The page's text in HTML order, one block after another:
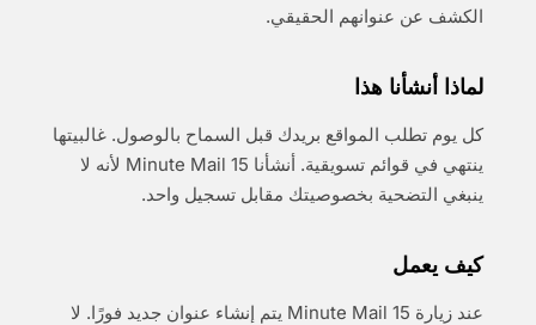
الكشف عن عنوانهم الحقيقي.
لماذا أنشأنا هذا
كل يوم تطلب المواقع بريدك قبل السماح بالوصول. غالبيتها
ينتهي في قوائم تسويقية. أنشأنا 15 Minute Mail لأنه لا
ينبغي التضحية بخصوصيتك مقابل تسجيل واحد.
كيف يعمل
عند زيارة 15 Minute Mail يتم إنشاء عنوان جديد فورًا. لا